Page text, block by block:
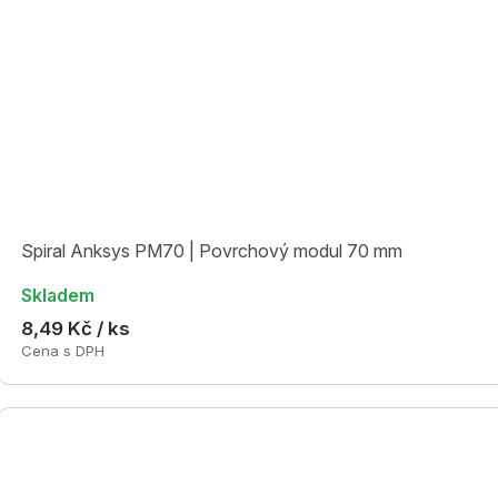
Spiral Anksys PM70 | Povrchový modul 70 mm
Skladem
8,49 Kč / ks
Cena s DPH